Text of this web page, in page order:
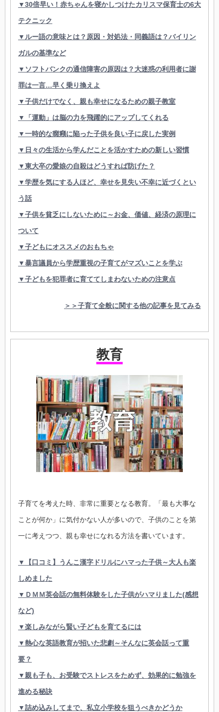
▼30倍早い！赤ちゃんを寝かしつけたカリスマ保育士の6大
テクニック
▼ルー語の意味とは？原因・対処法・同義語は？バイリン
ガルの基準など
▼ソフトバンクの通信障害の原因は？大迷惑の利用者に謝
罪は一言…早く乗り換えよ
▼子供だけでなく、親も幸せになるための親子教室
▼「運動」は脳の力を飛躍的にアップしてくれる
▼一時的な癇癪に陥った子供を良い子に戻した実例
▼日々の生活から学んだことを活かすための新しい習慣
▼東大卒の愛娘の自殺はどうすれば防げた？
▼学歴を気にする人ほど、幸せを見失い不幸に近づくとい
う話
▼子供を貧乏にしないために～お金、価値、経済の原理に
ついて
▼子どもにオススメのおもちゃ
▼暴言議員から学歴重視の子育てがマズいことを学ぶ
▼子どもを犯罪者に育ててしまわないための注意点
＞＞子育て全般に関する他の記事を見てみる
教育
子育てを考えた時、非常に重要となる教育。「最も大事な
ことが何か」に気付かない人が多いので、子供のことを第
一に考えつつ、親も幸せになれる方法を書いています。
▼【口コミ】うんこ漢字ドリルにハマった子供～大人も楽
しめました
▼ＤＭＭ英会話の無料体験をした子供がハマりました(感想
など)
▼楽しみながら賢い子どもを育てるには
▼熱心な英語教育が招いた悲劇～そんなに英会話って重
要？
▼親も子も、お受験でストレスをためず、効果的に勉強を
進める秘訣
▼詰め込みしてまで、私立小学校を狙うべきかどうか